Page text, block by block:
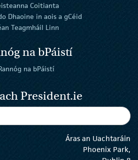
Coitianta
Dhaoine in aois a gCéid
Teagmháil Linn
na bPáistí
na bPáistí
President.ie
Áras an Uachtaráin
Phoenix Park,